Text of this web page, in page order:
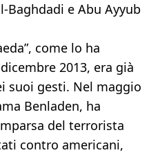
Baghdadi e Abu Ayyub
come lo ha
2013, era già
suoi gesti. Nel maggio
Benladen, ha
del terrorista
contro americani,